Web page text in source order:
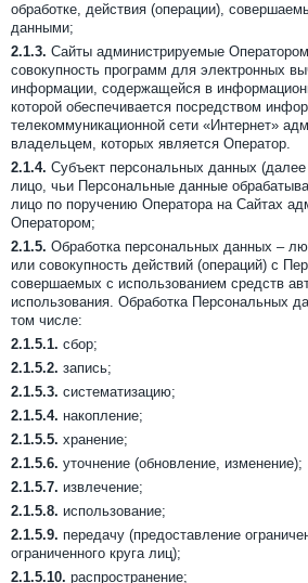
обработке, действия (операции),
данными;
2.1.3. Сайты администрируемые
совокупность программ для электронных
информации, содержащейся в
которой обеспечивается посредством
телекоммуникационной сети «Интернет»
владельцем, которых является Оператор.
2.1.4. Субъект персональных данных
лицо, чьи Персональные данные
лицо по поручению Оператора на Сайтах
Оператором;
2.1.5. Обработка персональных данных –
или совокупность действий (операций) с
совершаемых с использованием средств
использования. Обработка Персональных
том числе:
2.1.5.1. сбор;
2.1.5.2. запись;
2.1.5.3. систематизацию;
2.1.5.4. накопление;
2.1.5.5. хранение;
2.1.5.6. уточнение (обновление, изменение);
2.1.5.7. извлечение;
2.1.5.8. использование;
2.1.5.9. передачу (предоставление
ограниченного круга лиц);
2.1.5.10. распространение;